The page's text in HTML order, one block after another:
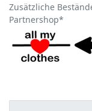
Zusätzliche
Partnershop*